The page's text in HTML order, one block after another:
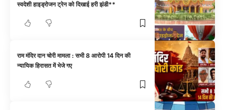
स्वदेशी हाइड्रोजन ट्रेन को दिखाई हरी झंडी**
राम मंदिर दान चोरी मामला : सभी 8 आरोपी 14 दिन की
न्यायिक हिरासत में भेजे गए